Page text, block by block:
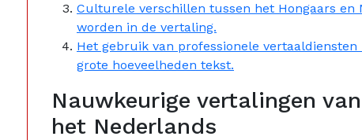
Culturele verschillen tussen het Hongaars
worden in de vertaling.
Het gebruik van professionele
grote hoeveelheden tekst.
Nauwkeurige vertalingen
het Nederlands